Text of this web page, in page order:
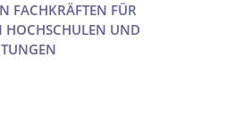
FACHKRÄFTEN FÜR
HOCHSCHULEN UND